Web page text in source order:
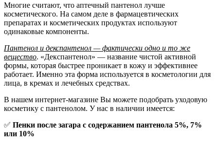
Многие считают, что аптечный пантенол лучше
косметического. На самом деле в фармацевтических
препаратах и косметических продуктах используют
одинаковые компоненты.
Пантенол и декспантенол — фактически одно и то же
вещество. «Декспантенол» — название чистой активной
формы, которая быстрее проникает в кожу и эффективнее
работает. Именно эта форма используется в косметологии для
лица, в кремах и лечебных средствах.
В нашем интернет-магазине Вы можете подобрать уходовую
косметику с пантенолом. У нас в наличии имеется:
✅ Пенки после загара с содержанием пантенола 5%, 7%
или 10%